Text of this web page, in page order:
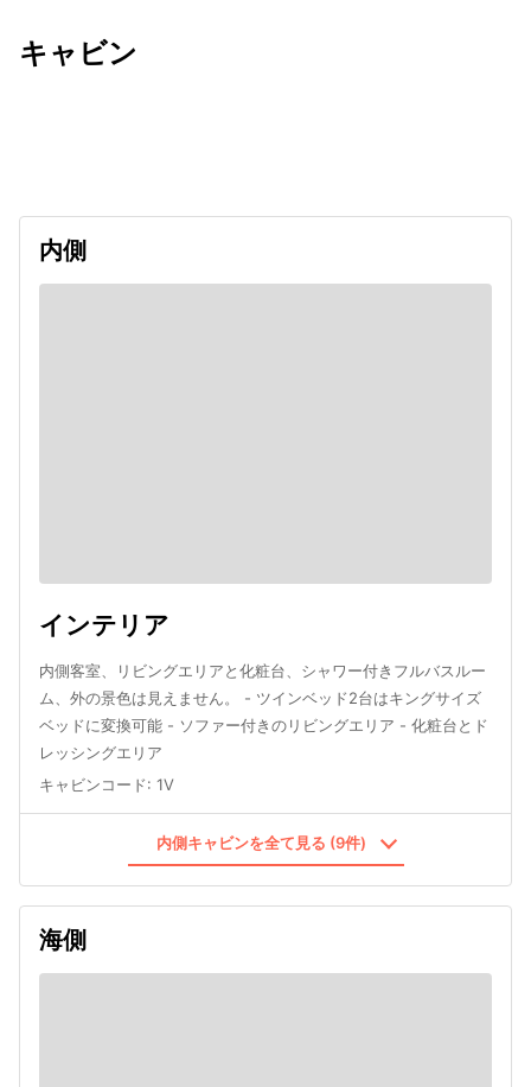
キャビン
内側
インテリア
内側客室、リビングエリアと化粧台、シャワー付きフルバスルー
ム、外の景色は見えません。 - ツインベッド2台はキングサイズ
ベッドに変換可能 - ソファー付きのリビングエリア - 化粧台とド
レッシングエリア
キャビンコード: 1V
内側キャビンを全て見る (9件)
海側